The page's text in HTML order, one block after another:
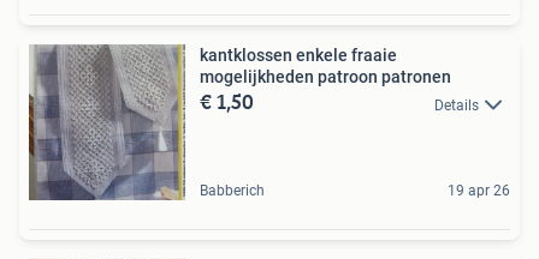
kantklossen enkele fraaie
mogelijkheden patroon patronen
€ 1,50 Details
Babberich 19 apr 26